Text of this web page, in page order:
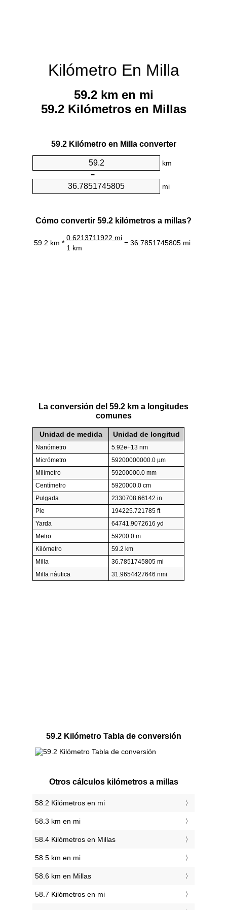
Kilómetro En Milla
59.2 km en mi
59.2 Kilómetros en Millas
59.2 Kilómetro en Milla converter
km
=
mi
Cómo convertir 59.2 kilómetros a millas?
59.2 km *
0.6213711922 mi
= 36.7851745805 mi
1 km
La conversión del 59.2 km a longitudes
comunes
Unidad de medida Unidad de longitud
Nanómetro
5.92e+13 nm
Micrómetro
59200000000.0 µm
Milímetro
59200000.0 mm
Centímetro
5920000.0 cm
Pulgada
2330708.66142 in
Pie
194225.721785 ft
Yarda
64741.9072616 yd
Metro
59200.0 m
Kilómetro
59.2 km
Milla
36.7851745805 mi
Milla náutica
31.9654427646 nmi
59.2 Kilómetro Tabla de conversión
Otros cálculos kilómetros a millas
58.2 Kilómetros en mi
58.3 km en mi
58.4 Kilómetros en Millas
58.5 km en mi
58.6 km en Millas
58.7 Kilómetros en mi